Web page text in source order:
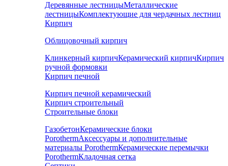
Деревянные лестницыМеталлические
лестницыКомплектующие для чердачных лестниц
Кирпич
Облицовочный кирпич
Клинкерный кирпичКерамический кирпичКирпич
ручной формовки
Кирпич печной
Кирпич печной керамический
Кирпич строительный
Строительные блоки
ГазобетонКерамические блоки
PorothermАксессуары и дополнительные
материалы PorothermКерамические перемычки
PorothermКладочная сетка